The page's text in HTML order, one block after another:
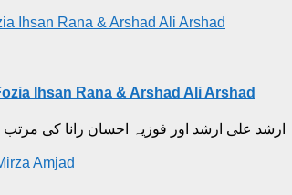
Ihsan Rana & Arshad Ali Arshad
Ihsan Rana & Arshad Ali Arshad
ارشد علی ارشد اور فوزیہ احسان رانا کی
Amjad